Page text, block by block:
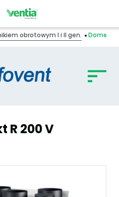
obrotowym I i II gen. Domekt
R 200 V